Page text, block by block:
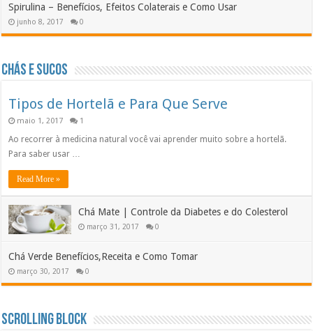
Spirulina – Benefícios, Efeitos Colaterais e Como Usar
junho 8, 2017 0
Chás e Sucos
Tipos de Hortelã e Para Que Serve
maio 1, 2017 1
Ao recorrer à medicina natural você vai aprender muito sobre a hortelã.
Para saber usar …
Read More »
Chá Mate | Controle da Diabetes e do Colesterol
março 31, 2017 0
Chá Verde Benefícios,Receita e Como Tomar
março 30, 2017 0
Scrolling Block